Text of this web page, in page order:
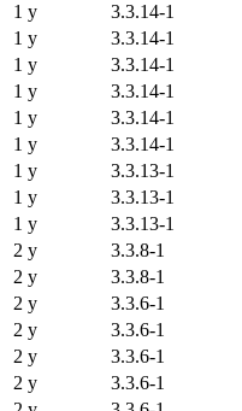
1 y
3.3.14-1
1 y
3.3.14-1
1 y
3.3.14-1
1 y
3.3.14-1
1 y
3.3.14-1
1 y
3.3.14-1
1 y
3.3.13-1
1 y
3.3.13-1
1 y
3.3.13-1
2 y
3.3.8-1
2 y
3.3.8-1
2 y
3.3.6-1
2 y
3.3.6-1
2 y
3.3.6-1
2 y
3.3.6-1